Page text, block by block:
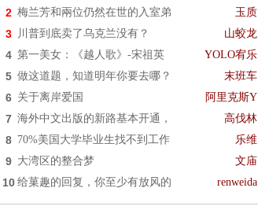
2 梅兰芳和兩位仍然在世的入室弟 玉质
3 川普到底卖了乌克兰没有？ 山蛟龙
4 第一美女：《越人歌》-宋祖英 YOLO宥乐
5 做这道题，知道明年你要去哪？ 末班车
6 关于离岸爱国 阿里克斯Y
7 海外中文出版的新路基本开通， 高伐林
8 70%美国大学毕业生找不到工作 乐维
9 大湾区的整合梦 文庙
10 给菓趣的回复，你至少有放风的 renweida